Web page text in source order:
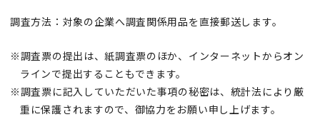
調査方法：対象の企業へ調査関係用品を直接郵送します。
※調査票の提出は、紙調査票のほか、インターネットからオン
ラインで提出することもできます。
※調査票に記入していただいた事項の秘密は、統計法により厳
重に保護されますので、御協力をお願い申し上げます。